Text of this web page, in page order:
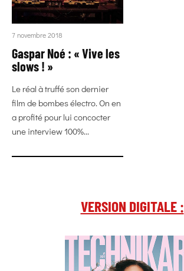
7 novembre 2018
Gaspar Noé : « Vive les
slows ! »
Le réal à truffé son dernier
film de bombes électro. On en
a profité pour lui concocter
une interview 100%...
VERSION DIGITALE :